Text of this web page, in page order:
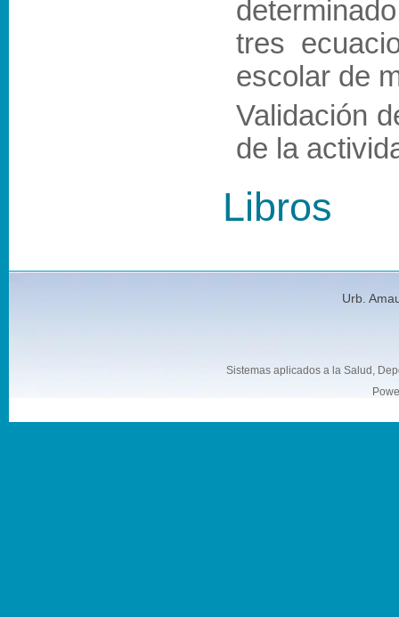
tres
escolar de
Validación
de la
Libros
Urb.
Sistemas aplicados a la Salud,